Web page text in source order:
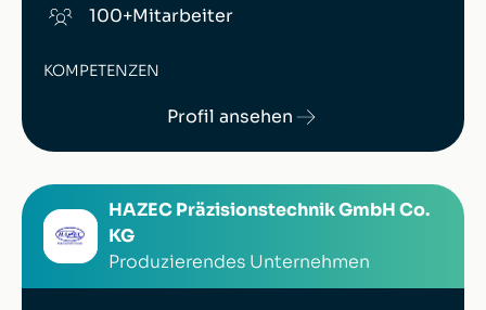
100+Mitarbeiter
KOMPETENZEN
Profil ansehen
HAZEC Präzisionstechnik GmbH Co.
KG
Produzierendes Unternehmen